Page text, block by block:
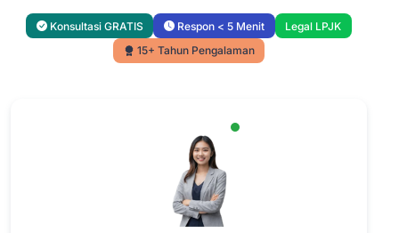
Konsultasi GRATIS Respon < 5 Menit
Legal LPJK
15+ Tahun Pengalaman